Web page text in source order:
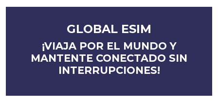
GLOBAL ESIM
¡VIAJA POR EL MUNDO Y
MANTENTE CONECTADO SIN
INTERRUPCIONES!